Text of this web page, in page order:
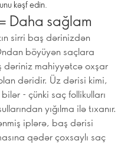
kəşf edin.
Daha sağlam
sirri baş dərinizdən
böyüyən saçlara
mahiyyətcə oxşar
dəridir. Üz dərisi kimi,
- çünki saç follikulları
yığılma ilə tıxanır.
iplərə, baş dərisi
qədər çoxsaylı saç